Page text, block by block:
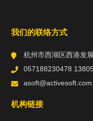
我们的联络方式
杭州市西湖区西港发
057188230478
机构链接